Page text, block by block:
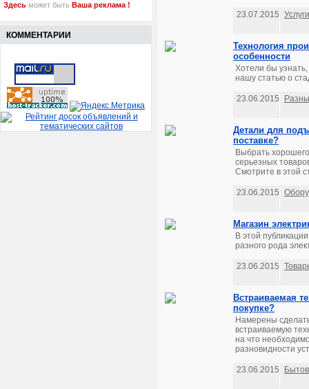
23.07.2015 Услуги
Технология
особенности
Хотели бы узнать,
нашу статью о
23.06.2015
Детали для
поставке?
Выбрать
серьезных
Смотрите в этой
23.06.2015
Магазин
В этой
разного рода
23.06.2015
Встраиваемая
покупке?
Намерены
встраиваемую
на что
разновидности
23.06.2015
Здесь может быть Ваша реклама !
КОММЕНТАРИИ